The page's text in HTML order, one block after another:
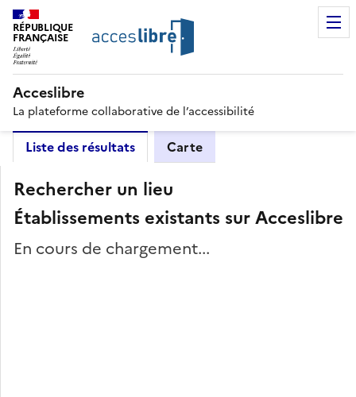
RÉPUBLIQUE
FRANÇAISE
Acceslibre
La plateforme collaborative de l’accessibilité
Liste des résultats Carte
Rechercher un lieu
Établissements existants sur Acceslibre
En cours de chargement...